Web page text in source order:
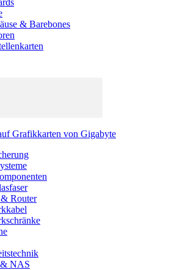
& Barebones
Grafikkarten von Gigabyte
Router
& NAS